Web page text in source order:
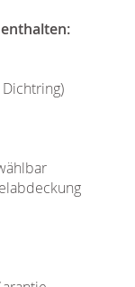
Dichtring)